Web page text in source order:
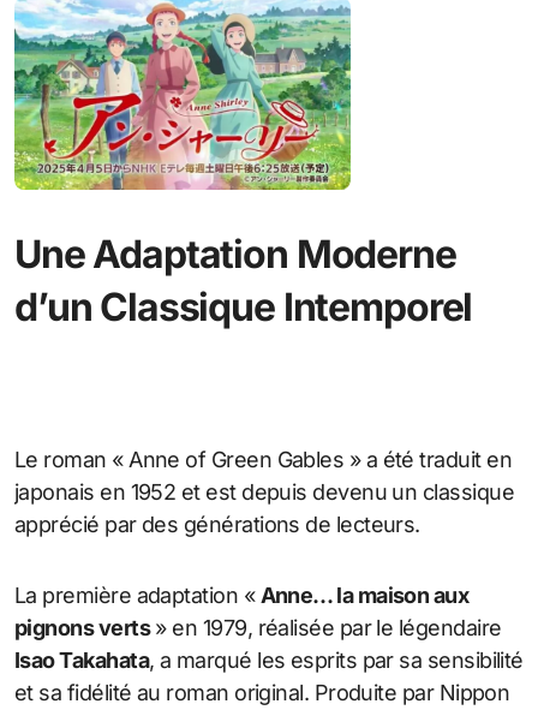
Une Adaptation Moderne
d’un Classique Intemporel
Le roman « Anne of Green Gables » a été traduit en
japonais en 1952 et est depuis devenu un classique
apprécié par des générations de lecteurs.
La première adaptation « Anne… la maison aux
pignons verts» en 1979, réalisée par le légendaire
Isao Takahata, a marqué les esprits par sa sensibilité
et sa fidélité au roman original. Produite par Nippon